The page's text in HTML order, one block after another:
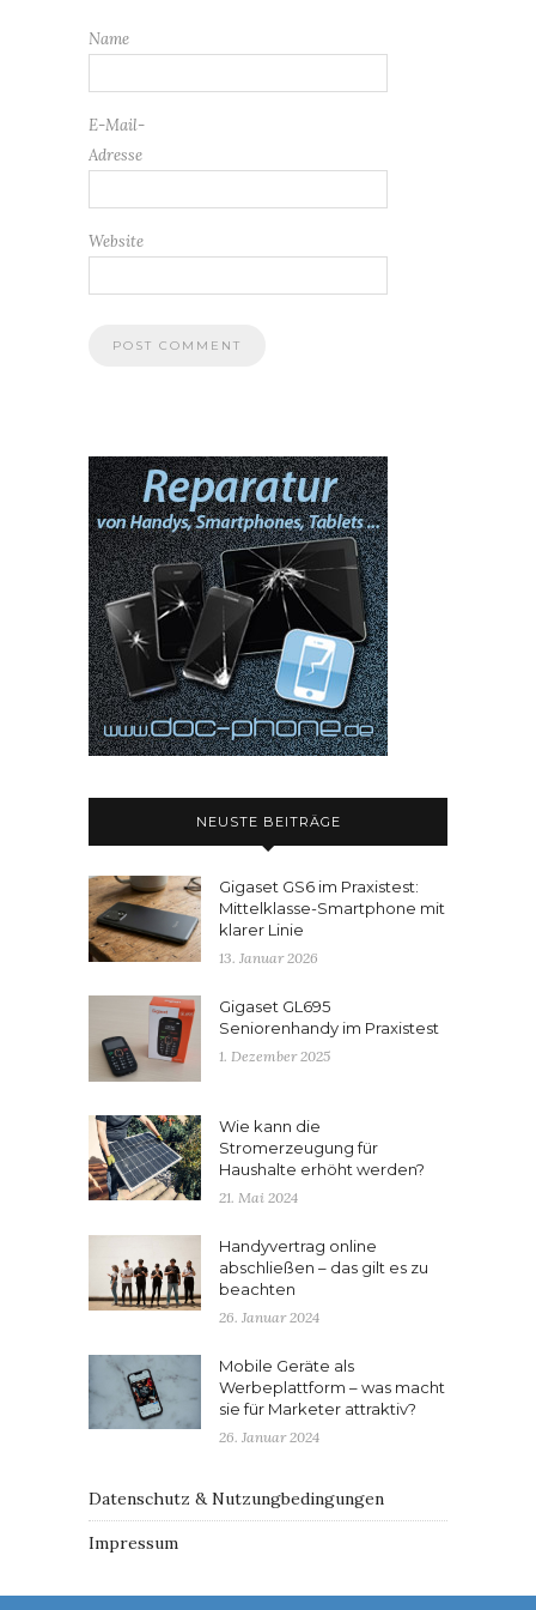
Name
E-Mail-
Adresse
Website
NEUSTE BEITRÄGE
Gigaset GS6 im Praxistest:
Mittelklasse-Smartphone mit
klarer Linie
13. Januar 2026
Gigaset GL695
Seniorenhandy im Praxistest
1. Dezember 2025
Wie kann die
Stromerzeugung für
Haushalte erhöht werden?
21. Mai 2024
Handyvertrag online
abschließen – das gilt es zu
beachten
26. Januar 2024
Mobile Geräte als
Werbeplattform – was macht
sie für Marketer attraktiv?
26. Januar 2024
Datenschutz & Nutzungbedingungen
Impressum